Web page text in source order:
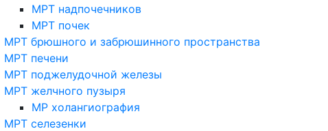
МРТ надпочечников
МРТ почек
МРТ брюшного и забрюшинного пространства
МРТ печени
МРТ поджелудочной железы
МРТ желчного пузыря
МР холангиография
МРТ селезенки